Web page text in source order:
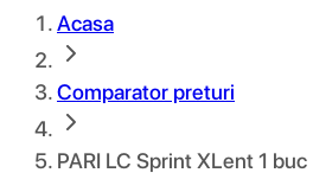
Acasa
Comparator preturi
PARI LC Sprint XLent 1 buc